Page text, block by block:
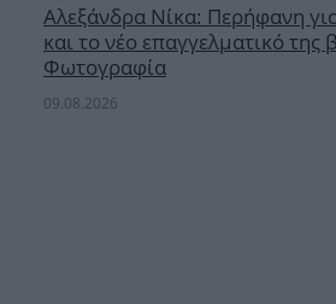
Αλεξάνδρα Νίκα: Περήφανη
και το νέο επαγγελματικό της
Φωτογραφία
09.08.2026